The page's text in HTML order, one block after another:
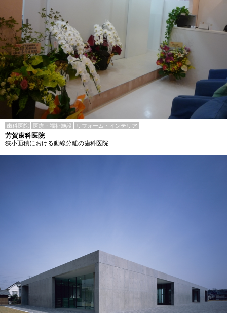
歯科医院 医療・福祉施設 リフォーム・インテリア
芳賀歯科医院
狭小面積における動線分離の歯科医院